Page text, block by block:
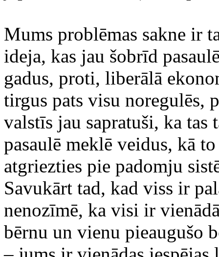
Mums problēmas sakne ir
ideja, kas jau šobrīd
gadus, proti, liberālā
tirgus pats visu noregulēs,
valstīs jau sapratuši, ka tas
pasaulē meklē veidus, kā
atgriezties pie padomju
Savukārt tad, kad viss ir
nenozīmē, ka visi ir
bērnu un vienu pieaugušo